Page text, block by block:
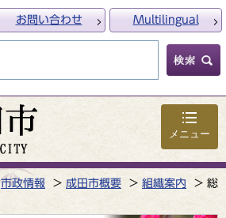
メニュー
お問い合わせ Multilingual
市政情報 成田市概要 組織案内
総